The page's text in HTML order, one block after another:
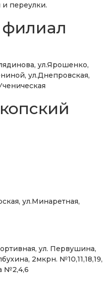
переулки.
ул.Ярошенко,
ул.Днепровская,
ул.Минаретная,
ул. Первушина,
2мкрн. №10,11,18,19,
№2,4,6